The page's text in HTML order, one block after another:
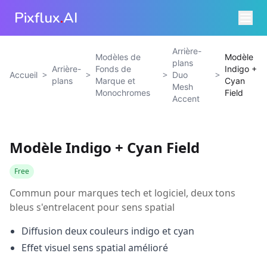
Pixflux.AI
Accueil >
Arrière-
plans
>
Modèles de
Fonds de
Marque et
Monochromes
>
Arrière-
plans
Duo
Mesh
Accent
>
Modèle
Indigo +
Cyan
Field
Modèle Indigo + Cyan Field
Free
Commun pour marques tech et logiciel, deux tons
bleus s'entrelacent pour sens spatial
Diffusion deux couleurs indigo et cyan
Effet visuel sens spatial amélioré